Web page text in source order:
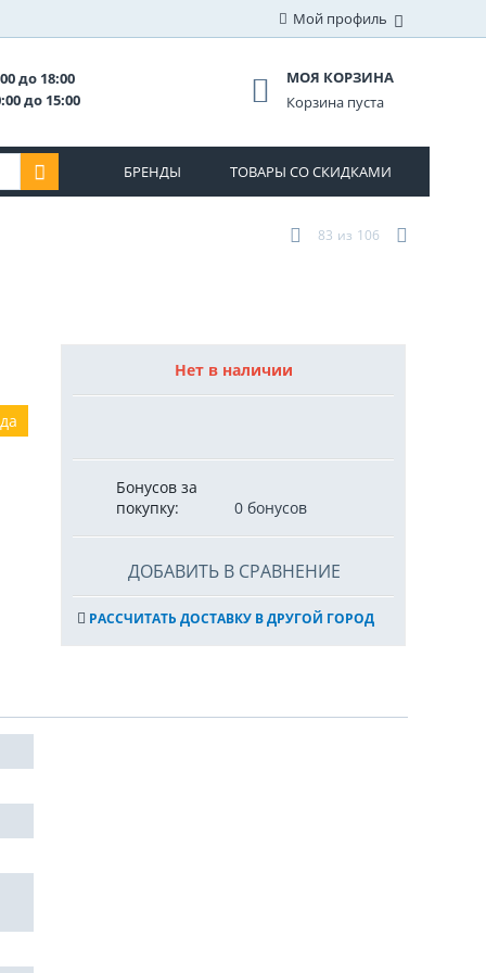
Мой профиль
до 18:00
до 15:00
МОЯ КОРЗИНА
Корзина пуста
БРЕНДЫ ТОВАРЫ СО СКИДКАМИ
83 из 106
Нет в наличии
Бонусов за
покупку:
0 бонусов
ДОБАВИТЬ В СРАВНЕНИЕ
РАССЧИТАТЬ ДОСТАВКУ В ДРУГОЙ ГОРОД